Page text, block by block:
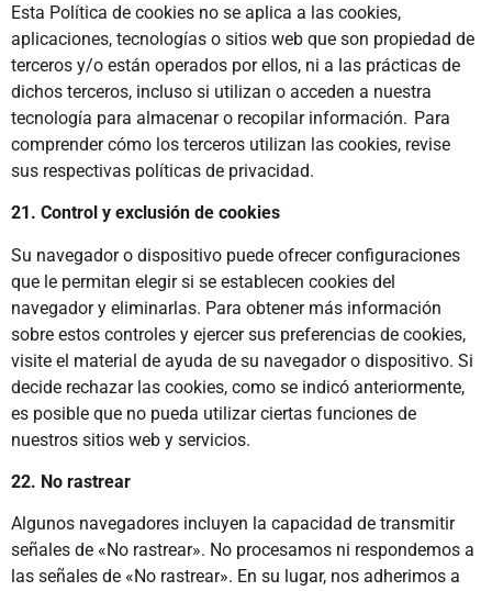
Esta Política de cookies no se aplica a las cookies,
aplicaciones, tecnologías o sitios web que son propiedad de
terceros y/o están operados por ellos, ni a las prácticas de
dichos terceros, incluso si utilizan o acceden a nuestra
tecnología para almacenar o recopilar información. Para
comprender cómo los terceros utilizan las cookies, revise
sus respectivas políticas de privacidad.
21. Control y exclusión de cookies
Su navegador o dispositivo puede ofrecer configuraciones
que le permitan elegir si se establecen cookies del
navegador y eliminarlas. Para obtener más información
sobre estos controles y ejercer sus preferencias de cookies,
visite el material de ayuda de su navegador o dispositivo. Si
decide rechazar las cookies, como se indicó anteriormente,
es posible que no pueda utilizar ciertas funciones de
nuestros sitios web y servicios.
22. No rastrear
Algunos navegadores incluyen la capacidad de transmitir
señales de «No rastrear». No procesamos ni respondemos a
las señales de «No rastrear». En su lugar, nos adherimos a